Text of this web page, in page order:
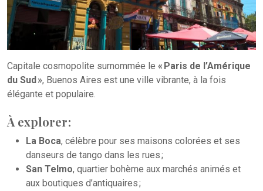
Capitale cosmopolite surnommée le « Paris de l’Amérique
du Sud », Buenos Aires est une ville vibrante, à la fois
élégante et populaire.
À explorer :
La Boca, célèbre pour ses maisons colorées et ses
danseurs de tango dans les rues ;
San Telmo, quartier bohème aux marchés animés et
aux boutiques d’antiquaires ;